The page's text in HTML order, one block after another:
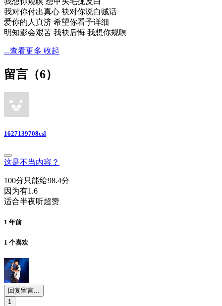
我对你付出真心 袂对你说白贼话
爱你的人真济 希望你看予详细
明知影会艰苦 我袂后悔 我想你规暝
...查看更多 收起
留言（6）
1627139708csl
这是不当内容？
100分只能给98.4分
因为有1.6
适合半夜听超赞
1 年前
1 个喜欢
回复留言...
1